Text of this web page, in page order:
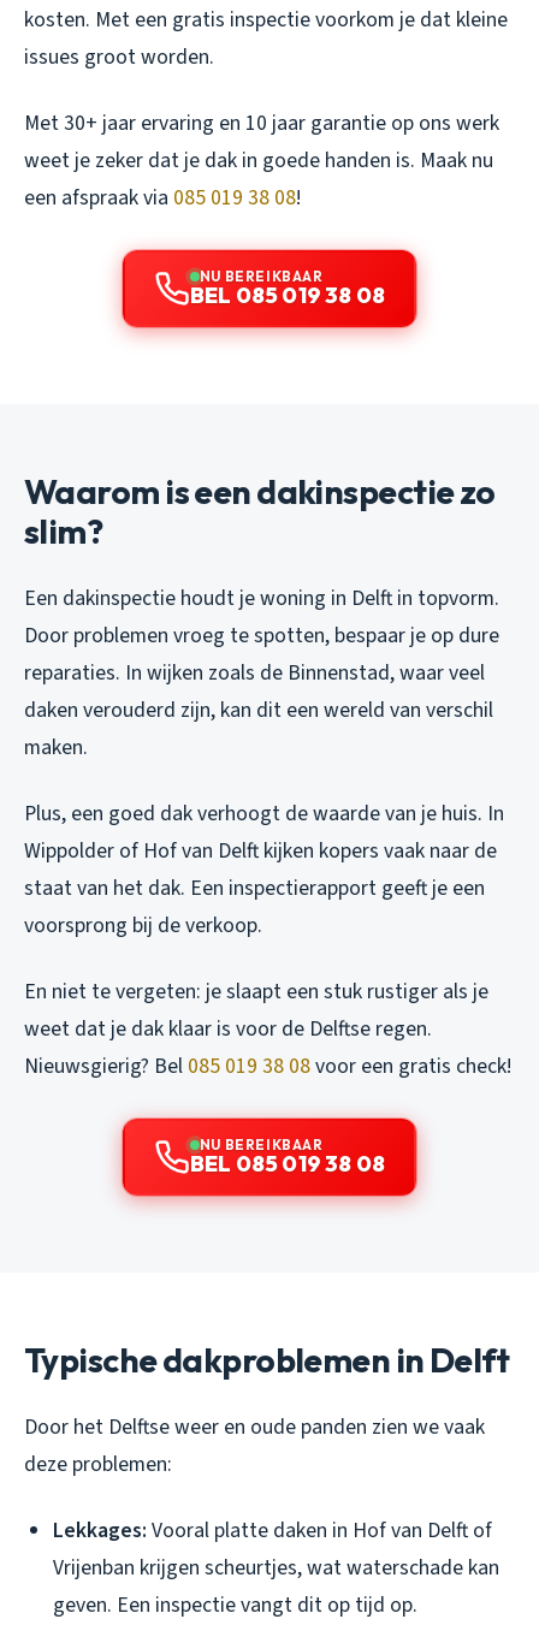
kosten. Met een gratis inspectie voorkom je dat kleine
issues groot worden.
Met 30+ jaar ervaring en 10 jaar garantie op ons werk
weet je zeker dat je dak in goede handen is. Maak nu
een afspraak via 085 019 38 08!
NU BEREIKBAAR
BEL 085 019 38 08
Waarom is een dakinspectie zo
slim?
Een dakinspectie houdt je woning in Delft in topvorm.
Door problemen vroeg te spotten, bespaar je op dure
reparaties. In wijken zoals de Binnenstad, waar veel
daken verouderd zijn, kan dit een wereld van verschil
maken.
Plus, een goed dak verhoogt de waarde van je huis. In
Wippolder of Hof van Delft kijken kopers vaak naar de
staat van het dak. Een inspectierapport geeft je een
voorsprong bij de verkoop.
En niet te vergeten: je slaapt een stuk rustiger als je
weet dat je dak klaar is voor de Delftse regen.
Nieuwsgierig? Bel 085 019 38 08voor een gratis check!
NU BEREIKBAAR
BEL 085 019 38 08
Typische dakproblemen in Delft
Door het Delftse weer en oude panden zien we vaak
deze problemen:
Lekkages: Vooral platte daken in Hof van Delft of
Vrijenban krijgen scheurtjes, wat waterschade kan
geven. Een inspectie vangt dit op tijd op.